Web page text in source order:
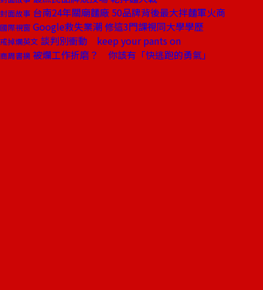
封面故事 台南24年關廟麵廠 50品牌背後最大拌麵軍火商
國際視窗 Google救失業潮 修這3門課視同大學學歷
戒掉爛英文 談判別衝動 keep your pants on
商周書摘 被爛工作折磨？ 你該有「快逃跑的勇氣」